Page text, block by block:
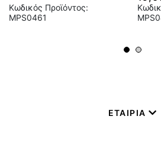
Κωδικός Προϊόντος:
MPS0461
ΕΤΑΙΡΙΑ